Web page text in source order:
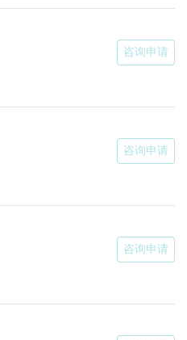
咨询申请
咨询申请
咨询申请
兰圣三一大学
工大学、丹麦
学、哥本哈根
负责是我的标